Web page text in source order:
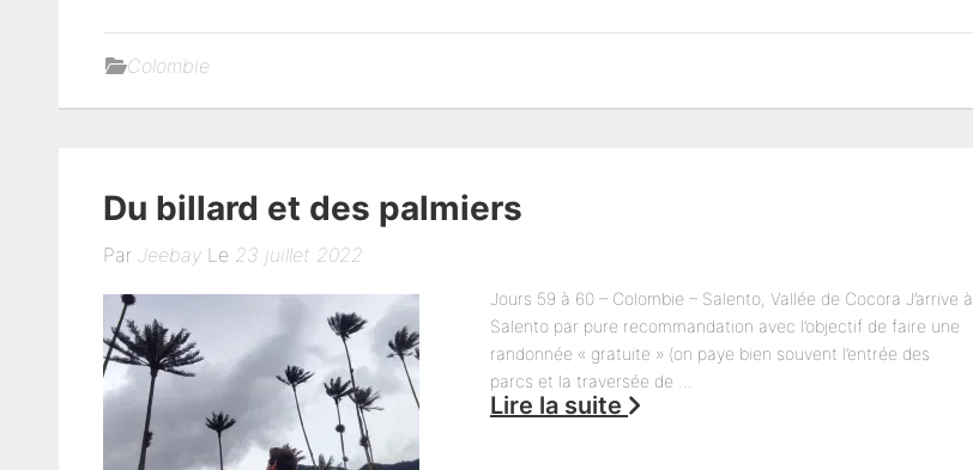
Colombie
Du billard et des palmiers
Par JeebayLe 23 juillet 2022
Jours 59 à 60 – Colombie – Salento, Vallée de Cocora J’arrive à
Salento par pure recommandation avec l’objectif de faire une
randonnée « gratuite » (on paye bien souvent l’entrée des
parcs et la traversée de …
Lire la suite